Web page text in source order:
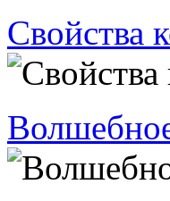
Свойства